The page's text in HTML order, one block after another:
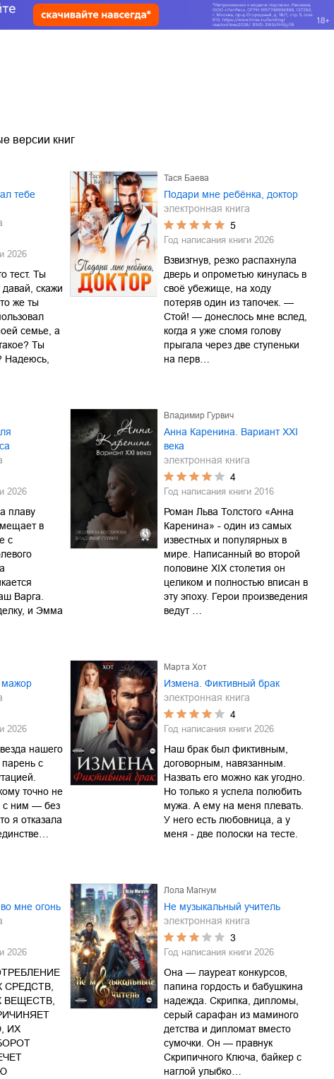
версии книг
тебе
2026
тест. Ты
скажи
же ты
семье, а
Ты
Надеюсь,
Тася Баева
Подари мне ребёнка, доктор
электронная книга
5
Год написания книги 2026
Взвизгнув, резко распахнула
дверь и опрометью кинулась в
своё убежище, на ходу
потеряв один из тапочек. —
Стой! — донеслось мне вслед,
когда я уже сломя голову
прыгала через две ступеньки
на перв…
2026
плаву
в
с
Варга.
и Эмма
Владимир Гурвич
Анна Каренина. Вариант ХХІ
века
электронная книга
4
Год написания книги 2016
Роман Льва Толстого «Анна
Каренина» - один из самых
известных и популярных в
мире. Написанный во второй
половине ХIХ столетия он
целиком и полностью вписан в
эту эпоху. Герои произведения
ведут …
мажор
2026
нашего
с
точно не
с ним — без
я отказала
Марта Хот
Измена. Фиктивный брак
электронная книга
4
Год написания книги 2026
Наш брак был фиктивным,
договорным, навязанным.
Назвать его можно как угодно.
Но только я успела полюбить
мужа. А ему на меня плевать.
У него есть любовница, а у
меня - две полоски на тесте.
мне огонь
2026
СРЕДСТВ,
ИХ
Лола Магнум
Не музыкальный учитель
электронная книга
3
Год написания книги 2026
Она — лауреат конкурсов,
папина гордость и бабушкина
надежда. Скрипка, дипломы,
серый сарафан из маминого
детства и дипломат вместо
сумочки. Он — правнук
Скрипичного Ключа, байкер с
наглой улыбко…